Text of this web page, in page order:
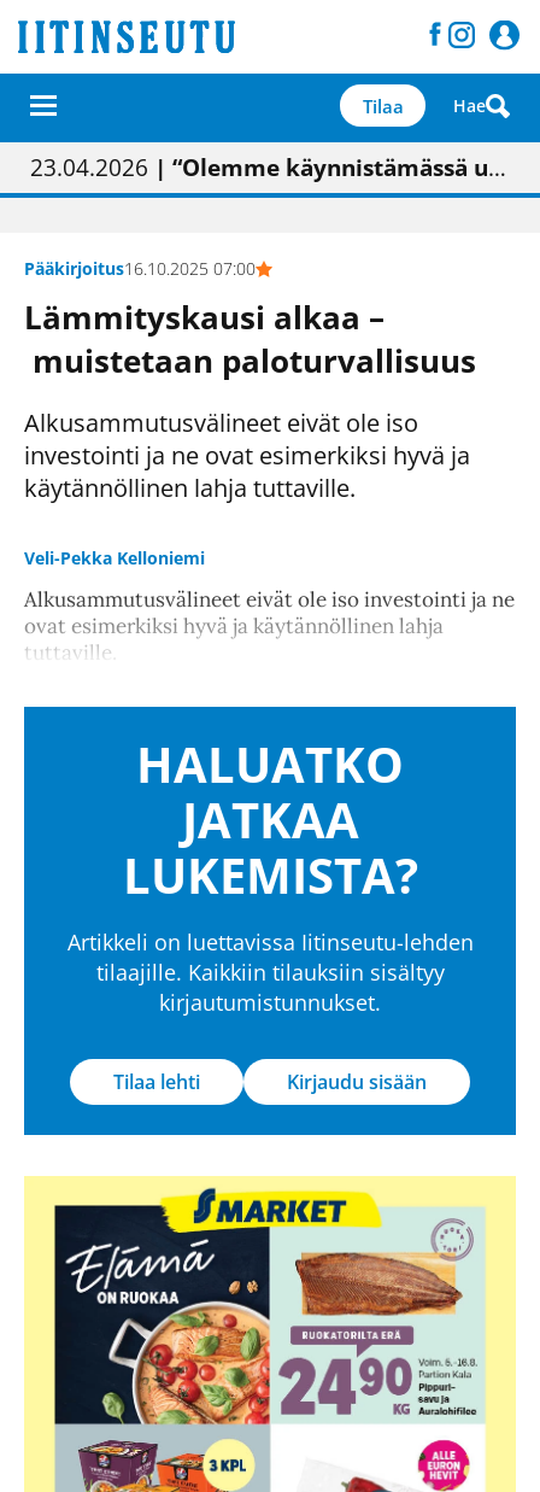
Tilaa Hae
01.02.2026 | Painon vaihtumisen pitäisi näkyä hieman parempana painojäljen laatuna lehdessä
05.02.2026 | Uudistettu kunnantalo on valoisa
23.04.2026 | “Olemme käynnistämässä uudelleen keskustavisiotyön”
09.05.2026| "Maalla on totuttu elämään omavaraisemmin kuin kaupungissa"
Pääkirjoitus16.10.2025 07:00
Lämmityskausi alkaa –
muistetaan paloturvallisuus
Alkusammutusvälineet eivät ole iso
investointi ja ne ovat esimerkiksi hyvä ja
käytännöllinen lahja tuttaville.
Veli-Pekka Kelloniemi
Alkusammutusvälineet eivät ole iso investointi ja ne
ovat esimerkiksi hyvä ja käytännöllinen lahja
tuttaville.
HALUATKO
JATKAA
LUKEMISTA?
Artikkeli on luettavissa Iitinseutu-lehden
tilaajille. Kaikkiin tilauksiin sisältyy
kirjautumistunnukset.
Tilaa lehti Kirjaudu sisään